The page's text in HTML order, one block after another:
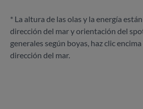
* La altura de las olas y la energía
dirección del mar y orientación del
generales según boyas, haz clic
dirección del mar.